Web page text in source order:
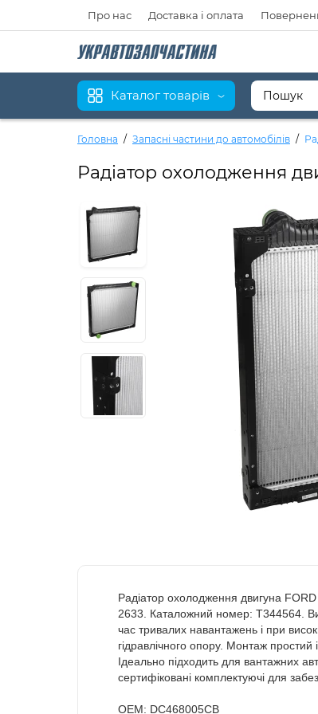
Про нас Доставка і оплата
Каталог товарів
Головна Запасні частини до автомобілів
Радіатор охолодження
Радіатор охолодження двигуна
2633. Каталожний номер: T344564.
час тривалих навантажень і при
гідравлічного опору. Монтаж
Ідеально підходить для вантажних
сертифіковані комплектуючі для
OEM: DC468005CB